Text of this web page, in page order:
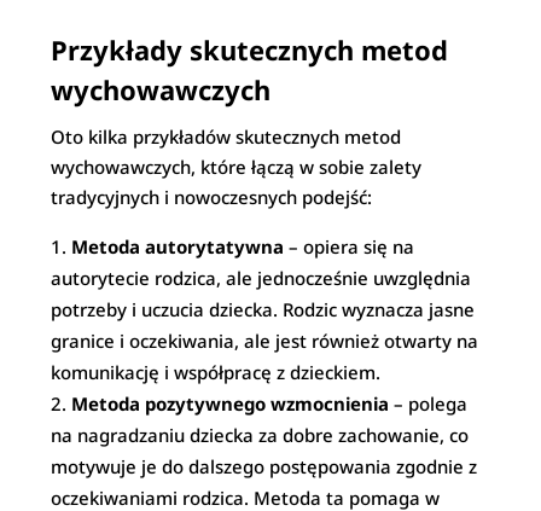
Przykłady skutecznych metod
wychowawczych
Oto kilka przykładów skutecznych metod
wychowawczych, które łączą w sobie zalety
tradycyjnych i nowoczesnych podejść:
Metoda autorytatywna – opiera się na
autorytecie rodzica, ale jednocześnie uwzględnia
potrzeby i uczucia dziecka. Rodzic wyznacza jasne
granice i oczekiwania, ale jest również otwarty na
komunikację i współpracę z dzieckiem.
Metoda pozytywnego wzmocnienia – polega
na nagradzaniu dziecka za dobre zachowanie, co
motywuje je do dalszego postępowania zgodnie z
oczekiwaniami rodzica. Metoda ta pomaga w